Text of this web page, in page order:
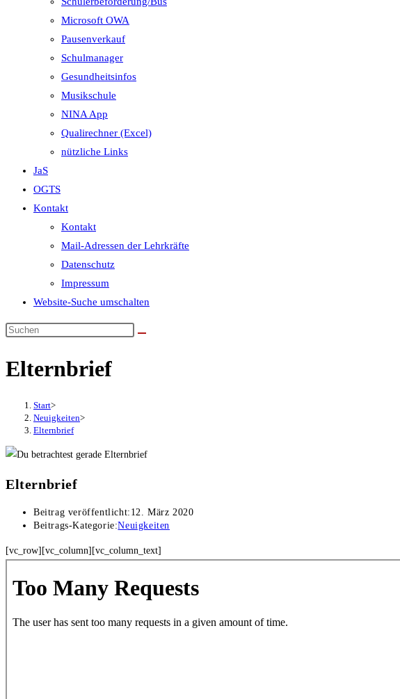
Microsoft OWA
Pausenverkauf
Schulmanager
Gesundheitsinfos
Musikschule
NINA App
Qualirechner (Excel)
nützliche Links
JaS
OGTS
Kontakt
Kontakt
Mail-Adressen der Lehrkräfte
Datenschutz
Impressum
Website-Suche umschalten
Elternbrief
Start>
Neuigkeiten>
Elternbrief
Elternbrief
Beitrag veröffentlicht: 12. März 2020
Beitrags-Kategorie:Neuigkeiten
[vc_row][vc_column][vc_column_text]